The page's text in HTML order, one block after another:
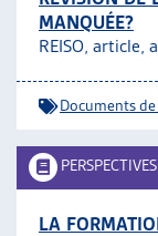
MANQUÉE?
REISO, article,
Documents
PERSPECTIVES
LA